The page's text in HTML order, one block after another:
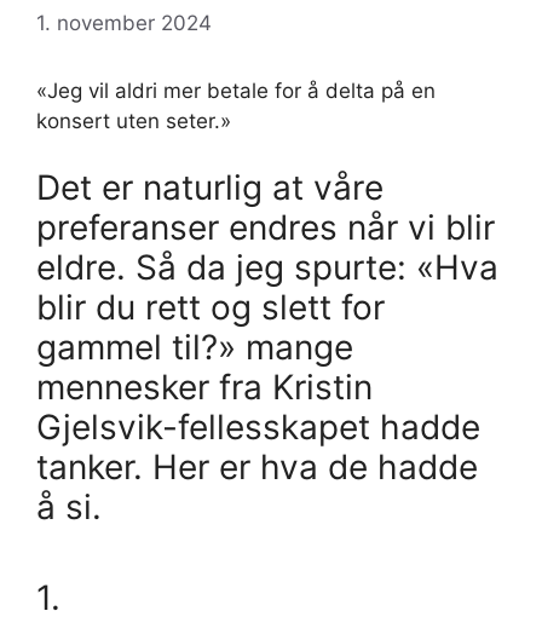
1. november 2024
«Jeg vil aldri mer betale for å delta på en
konsert uten seter.»
Det er naturlig at våre
preferanser endres når vi blir
eldre. Så da jeg spurte: «Hva
blir du rett og slett for
gammel til?» mange
mennesker fra Kristin
Gjelsvik-fellesskapet hadde
tanker. Her er hva de hadde
å si.
1.